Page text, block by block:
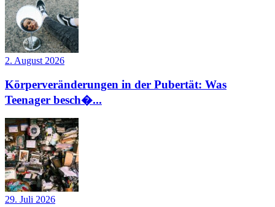
2. August 2026
Körperveränderungen in der Pubertät: Was
Teenager besch�...
29. Juli 2026